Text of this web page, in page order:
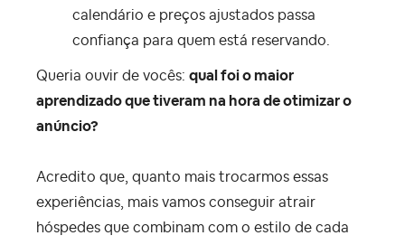
calendário e preços ajustados passa
confiança para quem está reservando.
Queria ouvir de vocês: qual foi o maior
aprendizado que tiveram na hora de otimizar o
anúncio?
Acredito que, quanto mais trocarmos essas
experiências, mais vamos conseguir atrair
hóspedes que combinam com o estilo de cada